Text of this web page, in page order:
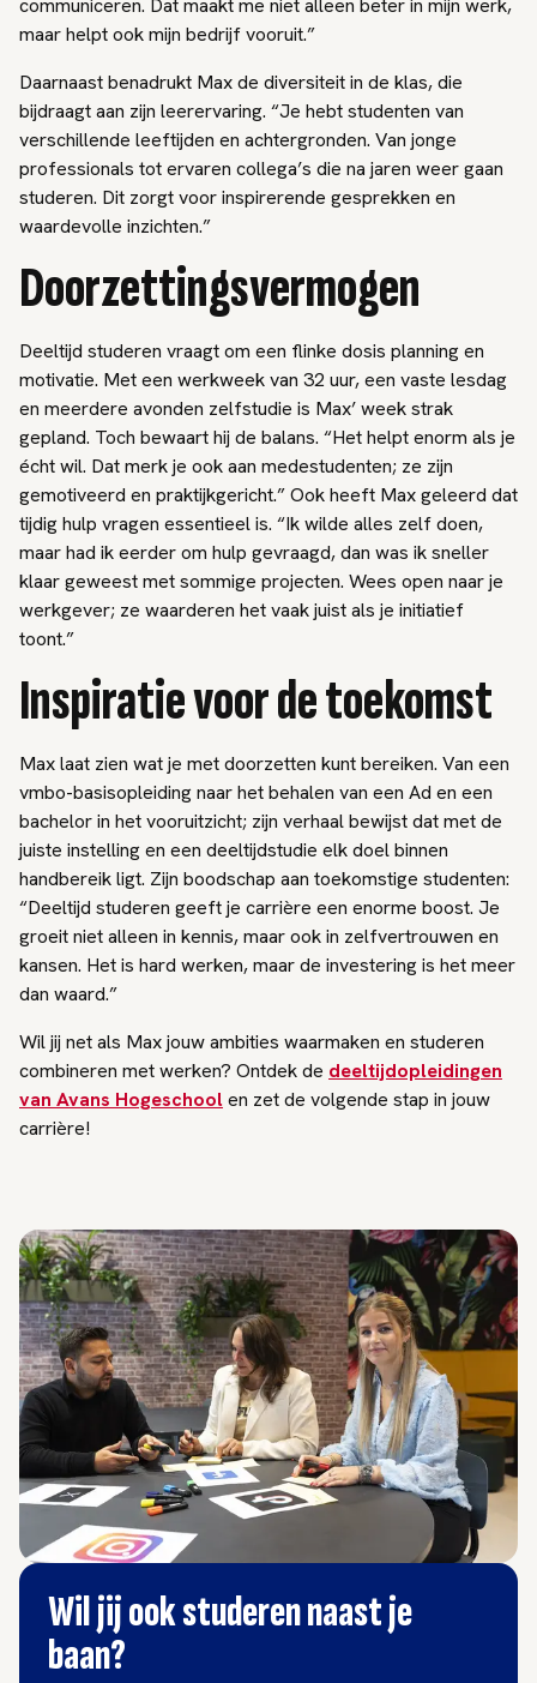
communiceren. Dat maakt me niet alleen beter in mijn werk,
maar helpt ook mijn bedrijf vooruit.”
Daarnaast benadrukt Max de diversiteit in de klas, die
bijdraagt aan zijn leerervaring. “Je hebt studenten van
verschillende leeftijden en achtergronden. Van jonge
professionals tot ervaren collega’s die na jaren weer gaan
studeren. Dit zorgt voor inspirerende gesprekken en
waardevolle inzichten.”
Doorzettingsvermogen
Deeltijd studeren vraagt om een flinke dosis planning en
motivatie. Met een werkweek van 32 uur, een vaste lesdag
en meerdere avonden zelfstudie is Max’ week strak
gepland. Toch bewaart hij de balans. “Het helpt enorm als je
écht wil. Dat merk je ook aan medestudenten; ze zijn
gemotiveerd en praktijkgericht.” Ook heeft Max geleerd dat
tijdig hulp vragen essentieel is. “Ik wilde alles zelf doen,
maar had ik eerder om hulp gevraagd, dan was ik sneller
klaar geweest met sommige projecten. Wees open naar je
werkgever; ze waarderen het vaak juist als je initiatief
toont.”
Inspiratie voor de toekomst
Max laat zien wat je met doorzetten kunt bereiken. Van een
vmbo-basisopleiding naar het behalen van een Ad en een
bachelor in het vooruitzicht; zijn verhaal bewijst dat met de
juiste instelling en een deeltijdstudie elk doel binnen
handbereik ligt. Zijn boodschap aan toekomstige studenten:
“Deeltijd studeren geeft je carrière een enorme boost. Je
groeit niet alleen in kennis, maar ook in zelfvertrouwen en
kansen. Het is hard werken, maar de investering is het meer
dan waard.”
Wil jij net als Max jouw ambities waarmaken en studeren
combineren met werken? Ontdek de deeltijdopleidingen
van Avans Hogeschoolen zet de volgende stap in jouw
carrière!
Wil jij ook studeren naast je
baan?